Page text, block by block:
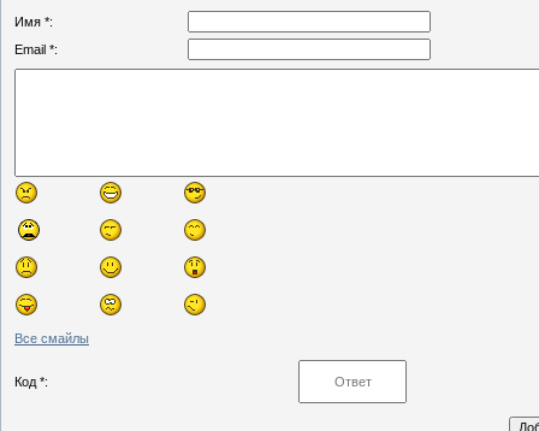
Имя *:
Email *:
Все смайлы
Код *: